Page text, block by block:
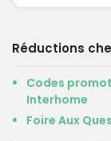
Réductions
Codes
Interhome
Foire Aux